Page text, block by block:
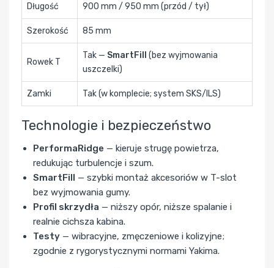
Długość 900 mm / 950 mm (przód / tył)
Szerokość 85 mm
Rowek T
Tak — SmartFill
(bez wyjmowania
uszczelki)
Zamki Tak (w komplecie; system SKS/ILS)
Technologie i bezpieczeństwo
PerformaRidge — kieruje strugę powietrza,
redukując turbulencje i szum.
SmartFill — szybki montaż akcesoriów w T-slot
bez wyjmowania gumy.
Profil skrzydła — niższy opór, niższe spalanie i
realnie cichsza kabina.
Testy — wibracyjne, zmęczeniowe i kolizyjne;
zgodnie z rygorystycznymi normami Yakima.